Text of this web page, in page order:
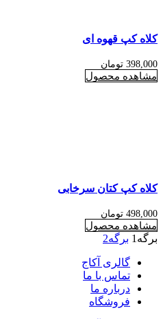
کلاه کپ قهوه ای
398,000 تومان
مشاهده محصول
کلاه کپ کتان سرخابی
498,000 تومان
مشاهده محصول
برگه 1 برگه2
گالری آکاج
تماس با ما
درباره ما
فروشگاه